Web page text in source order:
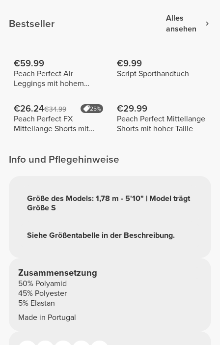
Bestseller
Alles
ansehen
€59.99
Peach Perfect Air
Leggings mit hohem
€9.99
Script Sporthandtuch
€26.24€34.99 25%
Peach Perfect FX
Mittellange Shorts mit
€29.99
Peach Perfect Mittellange
Shorts mit hoher Taille
Info und Pflegehinweise
Siehe Größentabelle in der Beschreibung.
Größe des Models: 1,78 m - 5'10" | Model trägt
Größe S
Zusammensetzung
50% Polyamid
45% Polyester
5% Elastan
Made in Portugal